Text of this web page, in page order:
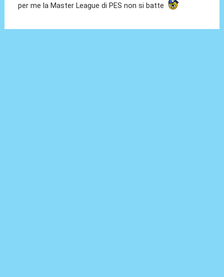
per me la Master League di PES non si batte